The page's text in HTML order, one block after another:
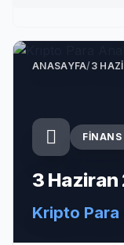
ANASAYFA/3
FINANS
3
Kripto Para